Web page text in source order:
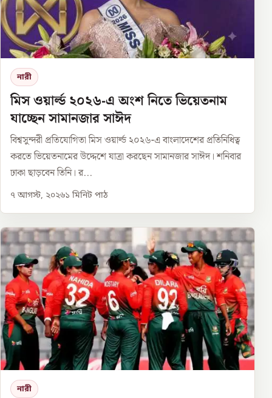
নারী
মিস ওয়ার্ল্ড ২০২৬-এ অংশ নিতে ভিয়েতনাম
যাচ্ছেন সামানজার সাঈদ
বিশ্বসুন্দরী প্রতিযোগিতা মিস ওয়ার্ল্ড ২০২৬-এ বাংলাদেশের প্রতিনিধিত্ব
করতে ভিয়েতনামের উদ্দেশে যাত্রা করছেন সামানজার সাঈদ। শনিবার
ঢাকা ছাড়বেন তিনি। র...
৭ আগস্ট, ২০২৬১ মিনিট পাঠ
নারী